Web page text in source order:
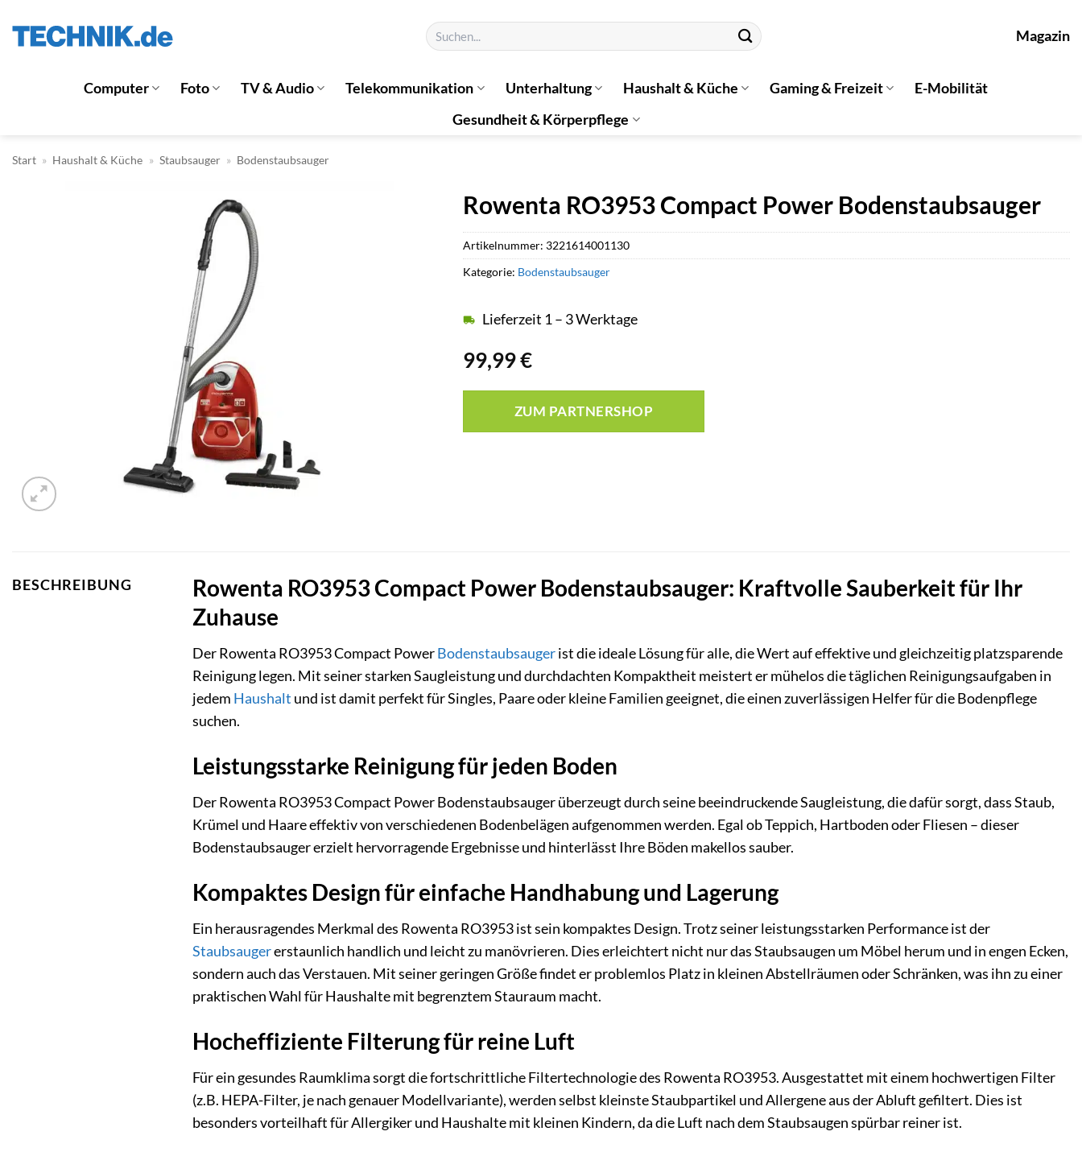
Inhalt
Suchen
nach:
Magazin
Computer Foto TV & Audio Telekommunikation Unterhaltung Haushalt & Küche Gaming & Freizeit
E-Mobilität
Gesundheit & Körperpflege
Start » Haushalt & Küche » Staubsauger » Bodenstaubsauger
Rowenta RO3953 Compact Power Bodenstaubsauger
99,99€
Lieferzeit 1 – 3 Werktage
ZUM PARTNERSHOP
Artikelnummer: 3221614001130
Kategorie: Bodenstaubsauger
BESCHREIBUNG
Rowenta RO3953 Compact Power Bodenstaubsauger: Kraftvolle Sauberkeit für Ihr
Zuhause
Der Rowenta RO3953 Compact PowerBodenstaubsaugerist die ideale Lösung für alle, die Wert auf effektive und gleichzeitig platzsparende
Reinigung legen. Mit seiner starken Saugleistung und durchdachten Kompaktheit meistert er mühelos die täglichen Reinigungsaufgaben in
jedem Haushalt und ist damit perfekt für Singles, Paare oder kleine Familien geeignet, die einen zuverlässigen Helfer für die Bodenpflege
suchen.
Leistungsstarke Reinigung für jeden Boden
Der Rowenta RO3953 Compact Power Bodenstaubsauger überzeugt durch seine beeindruckende Saugleistung, die dafür sorgt, dass Staub,
Krümel und Haare effektiv von verschiedenen Bodenbelägen aufgenommen werden. Egal ob Teppich, Hartboden oder Fliesen – dieser
Bodenstaubsauger erzielt hervorragende Ergebnisse und hinterlässt Ihre Böden makellos sauber.
Kompaktes Design für einfache Handhabung und Lagerung
Ein herausragendes Merkmal des Rowenta RO3953 ist sein kompaktes Design. Trotz seiner leistungsstarken Performance ist der
Staubsaugererstaunlich handlich und leicht zu manövrieren. Dies erleichtert nicht nur das Staubsaugen um Möbel herum und in engen Ecken,
sondern auch das Verstauen. Mit seiner geringen Größe findet er problemlos Platz in kleinen Abstellräumen oder Schränken, was ihn zu einer
praktischen Wahl für Haushalte mit begrenztem Stauraum macht.
Hocheffiziente Filterung für reine Luft
Für ein gesundes Raumklima sorgt die fortschrittliche Filtertechnologie des Rowenta RO3953. Ausgestattet mit einem hochwertigen Filter
(z.B. HEPA-Filter, je nach genauer Modellvariante), werden selbst kleinste Staubpartikel und Allergene aus der Abluft gefiltert. Dies ist
besonders vorteilhaft für Allergiker und Haushalte mit kleinen Kindern, da die Luft nach dem Staubsaugen spürbar reiner ist.